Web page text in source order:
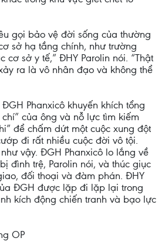
gọi bảo vệ đời sống của thường
sở hạ tầng chính, như trường
cơ sở y tế,” ĐHY Parolin nói. “Thật
ra là vô nhân đạo và không thể
Phanxicô khuyến khích tổng
của ông và nỗ lực tìm kiếm
để chấm dứt một cuộc xung đột
đi rất nhiều cuộc đời vô tội.
vậy. ĐGH Phanxicô lo lắng về
đình trệ, Parolin nói, và thúc giục
đối thoại và đàm phán. ĐHY
ĐGH được lặp đi lặp lại trong
kích động chiến tranh và bạo lực
OP